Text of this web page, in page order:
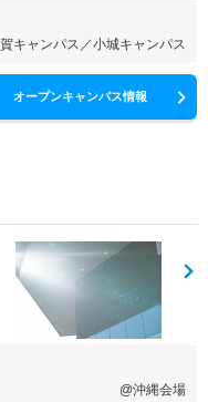
キャンパス／小城キャンパス
オープンキャンパス情報
@沖縄会場